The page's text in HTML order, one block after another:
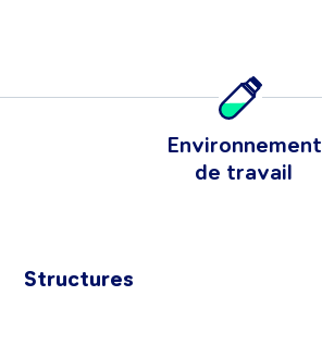
Environnement
de travail
Structures